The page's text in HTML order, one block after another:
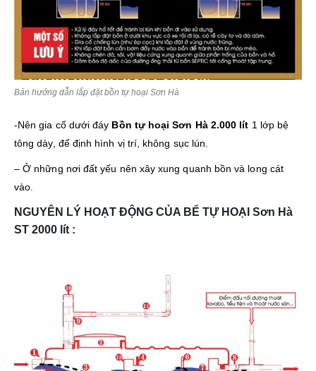
Bản hướng dẫn lắp đặt bồn tự hoại Sơn Hà
-Nên gia cố dưới đáy Bồn tự hoại Sơn Hà 2.000 lít 1 lớp bệ
tông dày, để định hình vị trí, không sục lún.
– Ở những nơi đất yếu nên xây xung quanh bồn và long cát
vào.
NGUYÊN LÝ HOẠT ĐỘNG CỦA BỂ TỰ HOẠI Sơn Hà
ST 2000 lít :